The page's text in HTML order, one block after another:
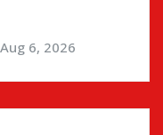
Aug 6, 2026